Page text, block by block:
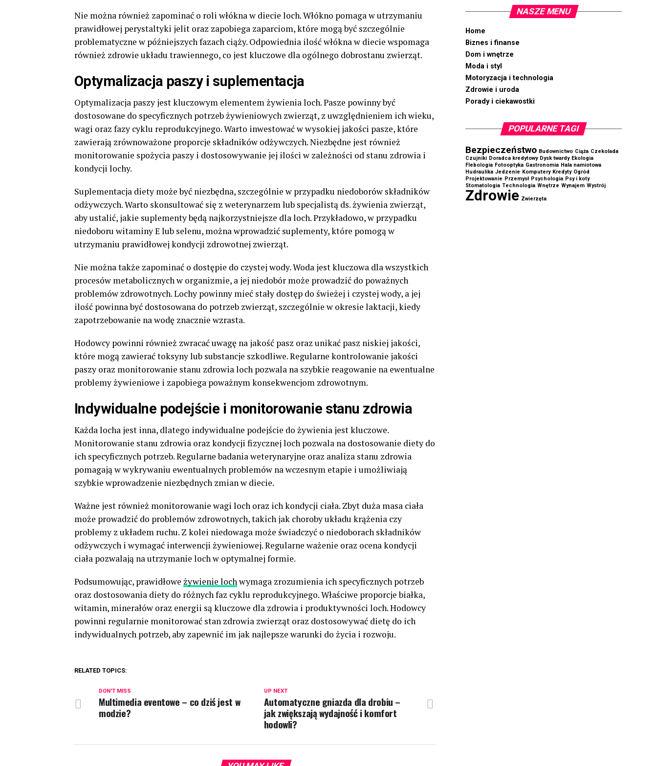
Nie można również zapominać o roli włókna w diecie loch. Włókno pomaga w utrzymaniu
prawidłowej perystaltyki jelit oraz zapobiega zaparciom, które mogą być szczególnie
problematyczne w późniejszych fazach ciąży. Odpowiednia ilość włókna w diecie wspomaga
również zdrowie układu trawiennego, co jest kluczowe dla ogólnego dobrostanu zwierząt.
Optymalizacja paszy i suplementacja
Optymalizacja paszy jest kluczowym elementem żywienia loch. Pasze powinny być
dostosowane do specyficznych potrzeb żywieniowych zwierząt, z uwzględnieniem ich wieku,
wagi oraz fazy cyklu reprodukcyjnego. Warto inwestować w wysokiej jakości pasze, które
zawierają zrównoważone proporcje składników odżywczych. Niezbędne jest również
monitorowanie spożycia paszy i dostosowywanie jej ilości w zależności od stanu zdrowia i
kondycji lochy.
Suplementacja diety może być niezbędna, szczególnie w przypadku niedoborów składników
odżywczych. Warto skonsultować się z weterynarzem lub specjalistą ds. żywienia zwierząt,
aby ustalić, jakie suplementy będą najkorzystniejsze dla loch. Przykładowo, w przypadku
niedoboru witaminy E lub selenu, można wprowadzić suplementy, które pomogą w
utrzymaniu prawidłowej kondycji zdrowotnej zwierząt.
Nie można także zapominać o dostępie do czystej wody. Woda jest kluczowa dla wszystkich
procesów metabolicznych w organizmie, a jej niedobór może prowadzić do poważnych
problemów zdrowotnych. Lochy powinny mieć stały dostęp do świeżej i czystej wody, a jej
ilość powinna być dostosowana do potrzeb zwierząt, szczególnie w okresie laktacji, kiedy
zapotrzebowanie na wodę znacznie wzrasta.
Hodowcy powinni również zwracać uwagę na jakość pasz oraz unikać pasz niskiej jakości,
które mogą zawierać toksyny lub substancje szkodliwe. Regularne kontrolowanie jakości
paszy oraz monitorowanie stanu zdrowia loch pozwala na szybkie reagowanie na ewentualne
problemy żywieniowe i zapobiega poważnym konsekwencjom zdrowotnym.
Indywidualne podejście i monitorowanie stanu zdrowia
Każda locha jest inna, dlatego indywidualne podejście do żywienia jest kluczowe.
Monitorowanie stanu zdrowia oraz kondycji fizycznej loch pozwala na dostosowanie diety do
ich specyficznych potrzeb. Regularne badania weterynaryjne oraz analiza stanu zdrowia
pomagają w wykrywaniu ewentualnych problemów na wczesnym etapie i umożliwiają
szybkie wprowadzenie niezbędnych zmian w diecie.
Ważne jest również monitorowanie wagi loch oraz ich kondycji ciała. Zbyt duża masa ciała
może prowadzić do problemów zdrowotnych, takich jak choroby układu krążenia czy
problemy z układem ruchu. Z kolei niedowaga może świadczyć o niedoborach składników
odżywczych i wymagać interwencji żywieniowej. Regularne ważenie oraz ocena kondycji
ciała pozwalają na utrzymanie loch w optymalnej formie.
Podsumowując, prawidłowe żywienie lochwymaga zrozumienia ich specyficznych potrzeb
oraz dostosowania diety do różnych faz cyklu reprodukcyjnego. Właściwe proporcje białka,
witamin, minerałów oraz energii są kluczowe dla zdrowia i produktywności loch. Hodowcy
powinni regularnie monitorować stan zdrowia zwierząt oraz dostosowywać dietę do ich
indywidualnych potrzeb, aby zapewnić im jak najlepsze warunki do życia i rozwoju.
RELATED TOPICS:
UP NEXT
Automatyczne gniazda dla drobiu –
jak zwiększają wydajność i komfort
hodowli?
DON'T MISS
Multimedia eventowe – co dziś jest w
modzie?
NASZE MENU
Home
Biznes i finanse
Dom i wnętrze
Moda i styl
Motoryzacja i technologia
Zdrowie i uroda
Porady i ciekawostki
POPULARNE TAGI
Bezpieczeństwo Budownictwo Ciąża Czekolada
Czujniki Doradca kredytowy Dysk twardy Ekologia
Flebologia Fotooptyka Gastronomia Hala namiotowa
Hudraulika Jedzenie Komputery Kredyty Ogród
Projektowanie Przemysł Psychologia Psy i koty
Stomatologia Technologia Wnętrze Wynajem Wystrój
Zdrowie Zwierzęta